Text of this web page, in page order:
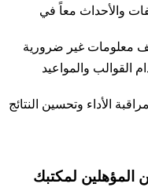
والأحداث معاً في
معلومات غير ضرورية
القوالب والمواعيد
الأداء وتحسين النتائج
المؤهلين لمكتبك